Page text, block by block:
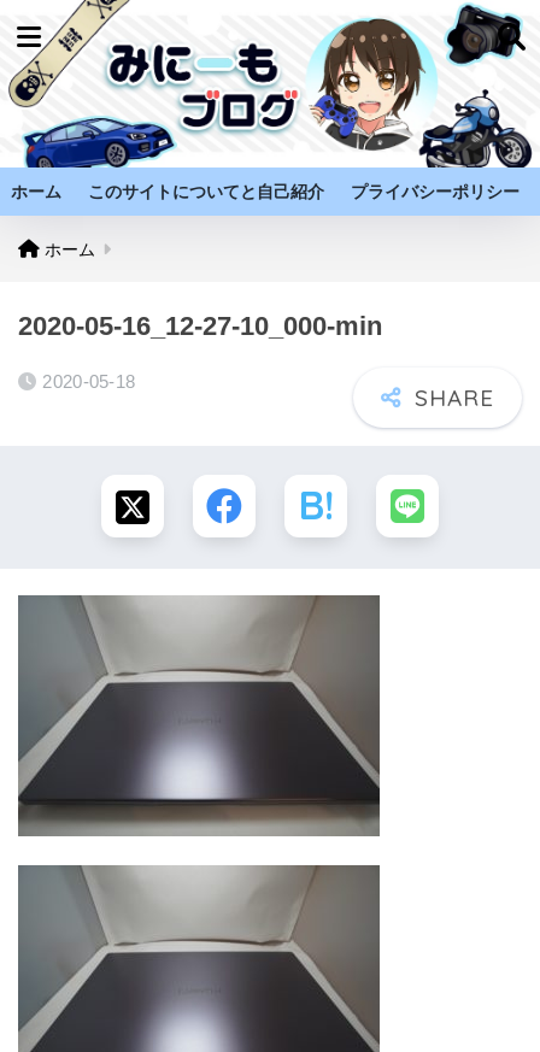
ホーム このサイトについてと自己紹介 プライバシーポリシー
ホーム
2020-05-16_12-27-10_000-min
2020-05-18